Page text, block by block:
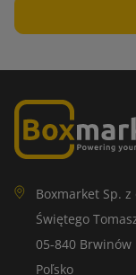
Boxmarket Sp. z
Świętego
05-840 Brwinów
Poľsko